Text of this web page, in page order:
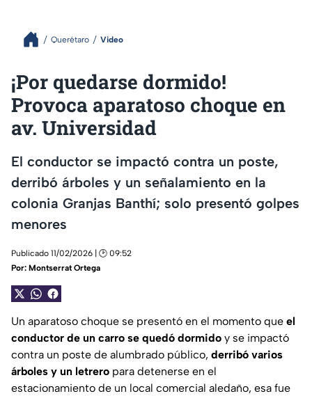
Querétaro Video
¡Por quedarse dormido!
Provoca aparatoso choque en
av. Universidad
El conductor se impactó contra un poste,
derribó árboles y un señalamiento en la
colonia Granjas Banthí; solo presentó golpes
menores
Publicado 11/02/2026 | 🕑 09:52
Por: Montserrat Ortega
Un aparatoso choque se presentó en el momento que el
conductor de un carro se quedó dormido y se impactó
contra un poste de alumbrado público, derribó varios
árboles y un letrero para detenerse en el
estacionamiento de un local comercial aledaño, esa fue